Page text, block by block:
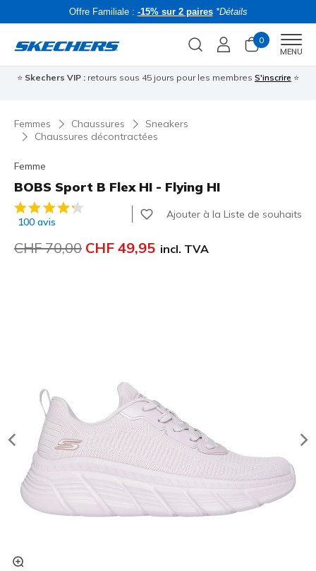
Offre Familiale : -15% sur 2 paires *Détails
0
MENU
⭐ Skechers VIP : retours sous 45 jours pour les membres S'inscrire ⭐
Femmes Chaussures
Sneakers
Chaussures décontractées
Femme
BOBS Sport B Flex HI - Flying HI
Évaluation client 3.7 sur 5
100 avis
Ajouter à la Liste de souhaits
Prix réduit de
CHF 70,00 à
CHF 49,95 incl. TVA